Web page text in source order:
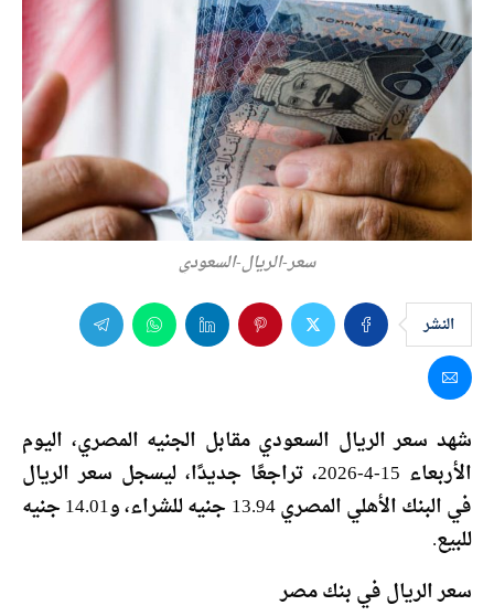
سعر-الريال-السعودي
النشر
شهد سعر الريال السعودي مقابل الجنيه المصري، اليوم
الأربعاء 15-4-2026، تراجعًا جديدًا، ليسجل سعر الريال
في البنك الأهلي المصري 13.94 جنيه للشراء، و14.01 جنيه
للبيع.
سعر الريال في بنك مصر